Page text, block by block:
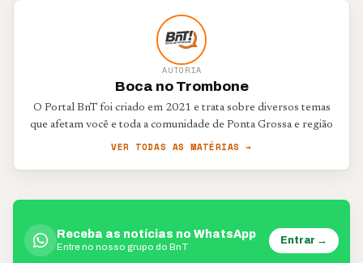
AUTORIA
Boca no Trombone
O Portal BnT foi criado em 2021 e trata sobre diversos temas
que afetam você e toda a comunidade de Ponta Grossa e região
VER TODAS AS MATÉRIAS →
Receba as notícias no WhatsApp
Entre no nosso grupo do BnT
Entrar →